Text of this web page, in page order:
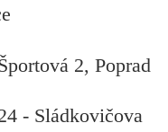
2, Poprad
- Sládkovičova